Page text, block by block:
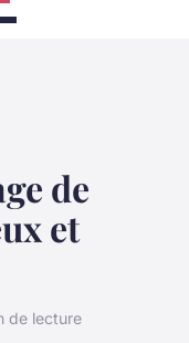
de
et
de lecture